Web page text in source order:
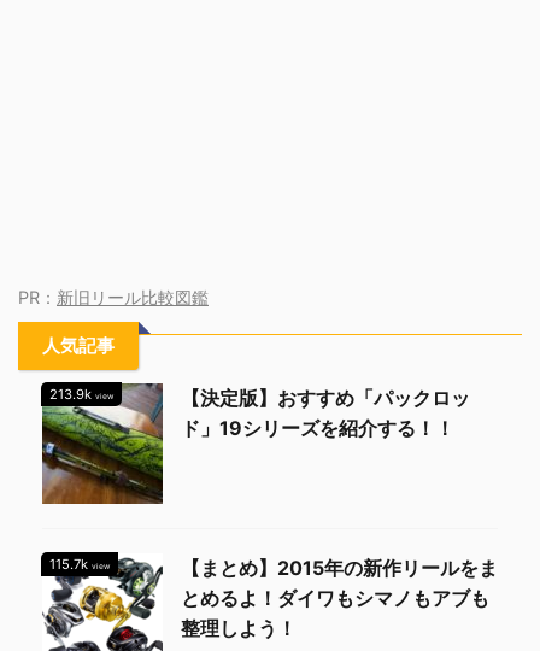
PR： 新旧リール比較図鑑
人気記事
213.9k view
【決定版】おすすめ「パックロッ
ド」19シリーズを紹介する！！
115.7k view
【まとめ】2015年の新作リールをま
とめるよ！ダイワもシマノもアブも
整理しよう！